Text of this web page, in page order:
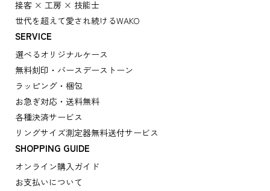
接客 × 工房 × 技能士
世代を超えて愛され続けるWAKO
SERVICE
選べるオリジナルケース
無料刻印・バースデーストーン
ラッピング・梱包
お急ぎ対応・送料無料
各種決済サービス
リングサイズ測定器無料送付サービス
SHOPPING GUIDE
オンライン購入ガイド
お支払いについて